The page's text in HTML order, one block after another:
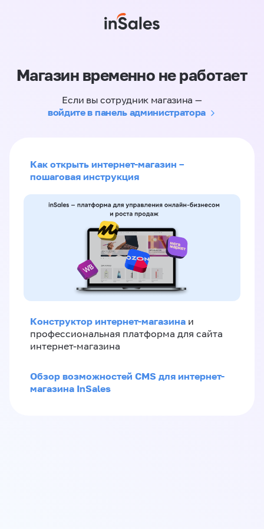
Магазин временно не работает
Если вы сотрудник магазина —
войдите в панель администратора
Как открыть интернет-магазин –
пошаговая инструкция
Конструктор интернет-магазина и
профессиональная платформа для сайта
интернет-магазина
Обзор возможностей CMS для интернет-
магазина InSales